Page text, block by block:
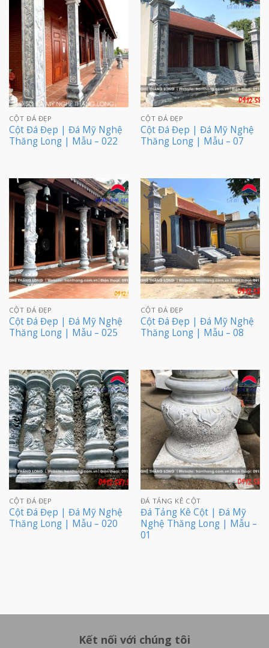
CỘT ĐÁ ĐẸP
Cột Đá Đẹp | Đá Mỹ Nghệ
Thăng Long | Mẫu – 022
CỘT ĐÁ ĐẸP
Cột Đá Đẹp | Đá Mỹ Nghệ
Thăng Long | Mẫu – 07
CỘT ĐÁ ĐẸP
Cột Đá Đẹp | Đá Mỹ Nghệ
Thăng Long | Mẫu – 025
CỘT ĐÁ ĐẸP
Cột Đá Đẹp | Đá Mỹ Nghệ
Thăng Long | Mẫu – 08
CỘT ĐÁ ĐẸP
Cột Đá Đẹp | Đá Mỹ Nghệ
Thăng Long | Mẫu – 020
ĐÁ TẢNG KÊ CỘT
Đá Tảng Kê Cột | Đá Mỹ
Nghệ Thăng Long | Mẫu –
01
Kết nối với chúng tôi